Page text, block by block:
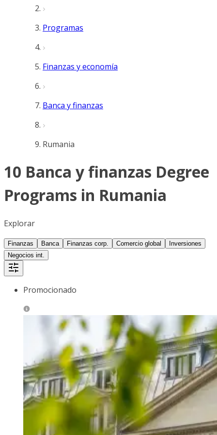
Programas
Finanzas y economía
Banca y finanzas
Rumania
10 Banca y finanzas Degree
Programs in Rumania
Explorar
Finanzas Banca Finanzas corp. Comercio global
Inversiones
Negocios int.
Promocionado